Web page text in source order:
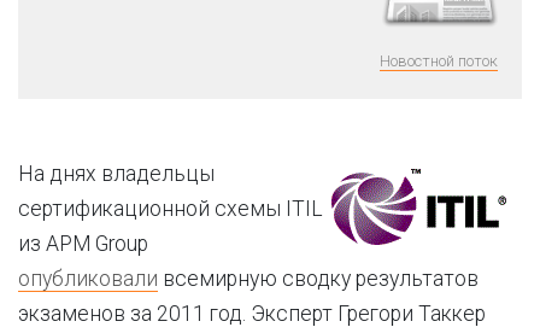
Новостной поток
На днях владельцы
сертификационной схемы ITIL
из APM Group
опубликовали всемирную сводку результатов
экзаменов за 2011 год. Эксперт Грегори Таккер